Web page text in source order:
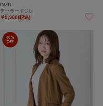
INED
テーラードジレ
￥9,900(税込)
40%
OFF